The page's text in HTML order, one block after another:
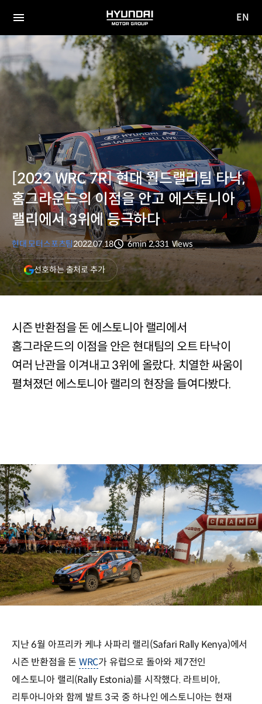
전체
HYUNDAI
MOTOR
GROUP
사이
이동
EN
[2022 WRC 7R] 현대 월드랠리팀 타낙,
홈그라운드의 이점을 안고 에스토니아
랠리에서 3위에 등극하다
현대 모터스포츠팀2022.07.18
분량
6min
조회수
2,331 Views
선호하는 출처로 추가(새
창
열림)
시즌 반환점을 돈 에스토니아 랠리에서
홈그라운드의 이점을 안은 현대팀의 오트 타낙이
여러 난관을 이겨내고 3위에 올랐다. 치열한 싸움이
펼쳐졌던 에스토니아 랠리의 현장을 들여다봤다.
지난 6월 아프리카 케냐 사파리 랠리(Safari Rally Kenya)에서
시즌 반환점을 돈 WRC가 유럽으로 돌아와 제7전인
에스토니아 랠리(Rally Estonia)를 시작했다. 라트비아,
리투아니아와 함께 발트 3국 중 하나인 에스토니아는 현재